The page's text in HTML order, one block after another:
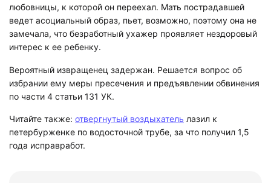
любовницы, к которой он переехал. Мать пострадавшей
ведет асоциальный образ, пьет, возможно, поэтому она не
замечала, что безработный ухажер проявляет нездоровый
интерес к ее ребенку.
Вероятный извращенец задержан. Решается вопрос об
избрании ему меры пресечения и предъявлении обвинения
по части 4 статьи 131 УК.
Читайте также: отвергнутый воздыхатель лазил к
петербурженке по водосточной трубе, за что получил 1,5
года исправработ.